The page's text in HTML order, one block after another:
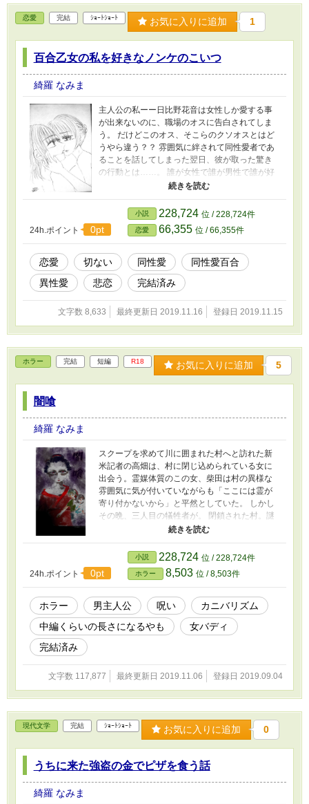
恋愛 完結 ｼｮｰﾄｼｮｰﾄ お気に入りに追加 1
百合乙女の私を好きなノンケのこいつ
綺羅 なみま
主人公の私ーー日比野花音は女性しか愛する事
が出来ないのに、職場のオスに告白されてしま
う。 だけどこのオス、そこらのクソオスとはど
うやら違う？？ 雰囲気に絆されて同性愛者であ
ることを話してしまった翌日、彼が取った驚き
の行動とは……。 誰が女性で誰が男性で誰が好
きで、私は。 二人の結末はどこへ向かっていく
のか。その運命が交わる事はあるのでしょう
か。 掴み損ねたあの日の幸せ。 二話完結短編で
す。
24h.ポイント
0pt
小説 228,724 位 / 228,724件
恋愛 66,355 位 / 66,355件
恋愛 切ない 同性愛
同性愛百合
異性愛
悲恋 完結済み
文字数 8,633 最終更新日 2019.11.16 登録日 2019.11.15
ホラー 完結 短編 R18 お気に入りに追加 5
闇喰
綺羅 なみま
スクープを求めて川に囲まれた村へと訪れた新
米記者の高畑は、村に閉じ込められている女に
出会う。霊媒体質のこの女、柴田は村の異様な
雰囲気に気が付いていながらも「ここには霊が
寄り付かないから」と平然としていた。 しかし
その晩、三人目の犠牲者が。 閉鎖された村。謎
の慣習。村人たちが隠すあくる日の悲劇とは？
「柴田さん！ここ、いる？ねえ！？」「美人だ
よ、やったあ」 幽霊嫌いの元僧侶と呪いに追わ
れるトラブルメーカー、二人は災いから逃れる
ことは出来るのか。 そのうち血が出たり性暴力
が起こります。 そのためR18で投稿させて頂き
ますが、グロやセクシーメインではないためお
気をつけください。 小説家になろうにて同作品
連載中です。
24h.ポイント 0pt
小説 228,724 位 / 228,724件
ホラー 8,503 位 / 8,503件
ホラー 男主人公 呪い
カニバリズム
中編くらいの長さになるやも
女バディ
完結済み
文字数 117,877 最終更新日 2019.11.06 登録日 2019.09.04
現代文学 完結 ｼｮｰﾄｼｮｰﾄ お気に入りに追加 0
うちに来た強盗の金でピザを食う話
綺羅 なみま